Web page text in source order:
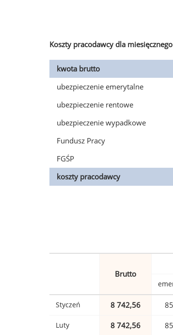
Koszty pracodawcy dla
kwota brutto
ubezpieczenie emerytalne
ubezpieczenie rentowe
ubezpieczenie wypadkowe
Fundusz Pracy
FGŚP
koszty pracodawcy
Brutto
Styczeń 8 742,56
Luty 8 742,56